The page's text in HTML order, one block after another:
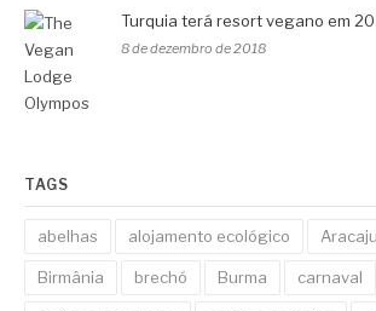
Turquia terá resort vegano em
8 de dezembro de 2018
TAGS
abelhas alojamento ecológico Aracaju
Birmânia brechó Burma carnaval